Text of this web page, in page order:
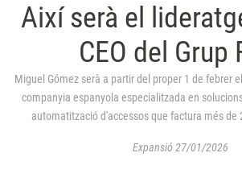
Així serà el
CEO del Grup
Miguel Gómez serà a partir del proper 1 de febrer
companyia espanyola especialitzada en
automatització d'accessos que factura més de
Expansió 27/01/2026